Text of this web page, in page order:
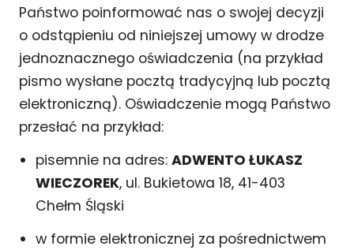
Państwo poinformować nas o swojej decyzji
o odstąpieniu od niniejszej umowy w drodze
jednoznacznego oświadczenia (na przykład
pismo wysłane pocztą tradycyjną lub pocztą
elektroniczną). Oświadczenie mogą Państwo
przesłać na przykład:
pisemnie na adres:ADWENTO ŁUKASZ
WIECZOREK, ul. Bukietowa 18, 41-403
Chełm Śląski
w formie elektronicznej za pośrednictwem